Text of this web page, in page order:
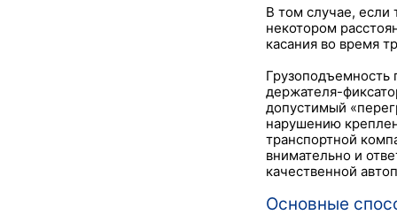
В том случае, если
некотором
касания во время
Грузоподъемность
держателя-
допустимый
нарушению
транспортной
внимательно и
качественной
Основные